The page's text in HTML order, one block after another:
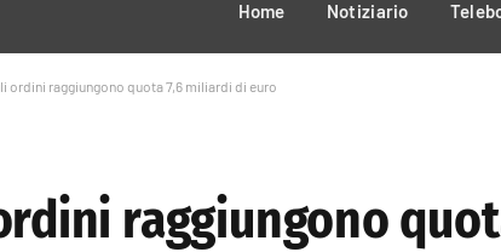
Home Notiziario
ordini raggiungono quota 7,6 miliardi di euro
raggiungono